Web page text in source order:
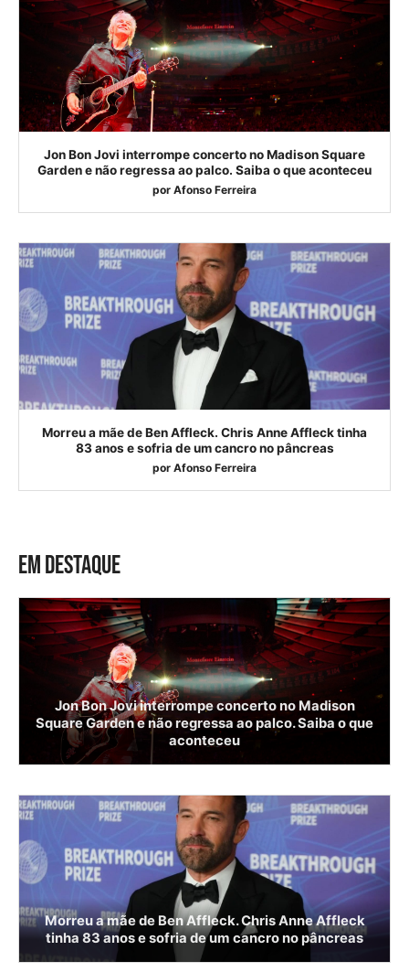
Jon Bon Jovi interrompe concerto no Madison Square
Garden e não regressa ao palco. Saiba o que aconteceu
por Afonso Ferreira
Morreu a mãe de Ben Affleck. Chris Anne Affleck tinha
83 anos e sofria de um cancro no pâncreas
por Afonso Ferreira
EM DESTAQUE
Jon Bon Jovi interrompe concerto no Madison
Square Garden e não regressa ao palco. Saiba o que
aconteceu
Morreu a mãe de Ben Affleck. Chris Anne Affleck
tinha 83 anos e sofria de um cancro no pâncreas